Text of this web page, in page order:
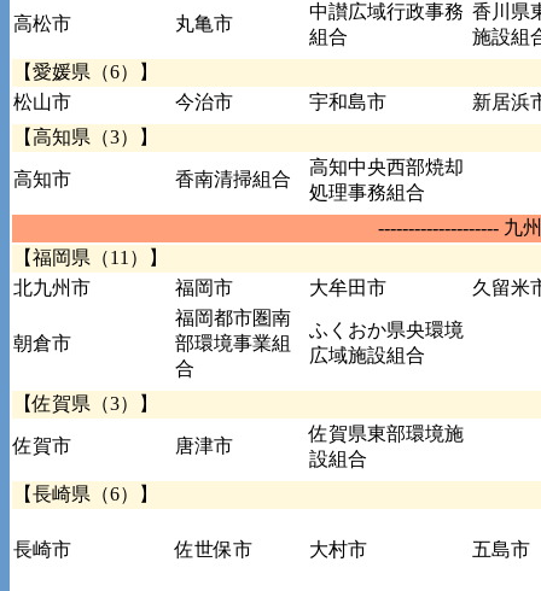
高松市 丸亀市
中讃広域行政事務
組合
香川県
施設組
【愛媛県（6）】
松山市
今治市 宇和島市
新居浜
【高知県（3）】
高知市 香南清掃組合
高知中央西部焼却
処理事務組合
-------------------- 九
【福岡県（11）】
北九州市
福岡市 大牟田市 久留米
朝倉市
福岡都市圏南
部環境事業組
合
ふくおか県央環境
広域施設組合
【佐賀県（3）】
佐賀市 唐津市
佐賀県東部環境施
設組合
【長崎県（6）】
長崎市 佐世保市 大村市 五島市